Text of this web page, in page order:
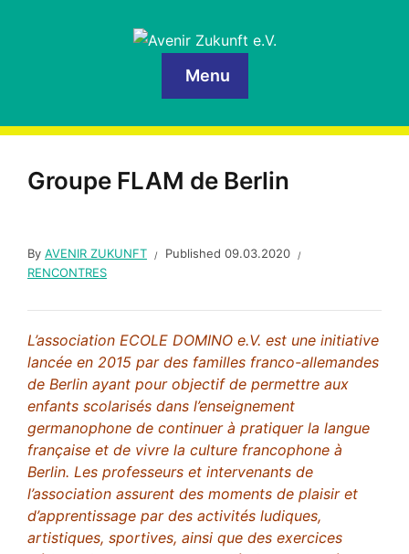
Menu
Groupe FLAM de Berlin
By AVENIR ZUKUNFT Published 09.03.2020
RENCONTRES
L’association ECOLE DOMINO e.V. est une initiative
lancée en 2015 par des familles franco-allemandes
de Berlin ayant pour objectif de permettre aux
enfants scolarisés dans l’enseignement
germanophone de continuer à pratiquer la langue
française et de vivre la culture francophone à
Berlin. Les professeurs et intervenants de
l’association assurent des moments de plaisir et
d’apprentissage par des activités ludiques,
artistiques, sportives, ainsi que des exercices